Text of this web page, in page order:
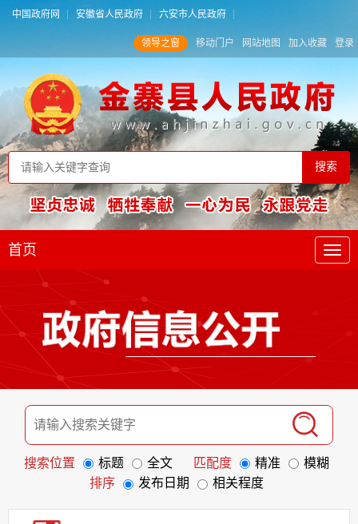
中国政府网 安徽省人民政府 六安市人民政府
领导之窗 移动门户 网站地图 加入收藏 登录
首页
搜索位置 标题 全文 匹配度 精准
模糊
排序
发布日期 相关程度